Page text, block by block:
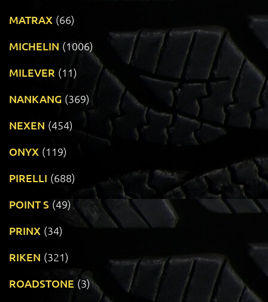
MATRAX (66)
MICHELIN (1006)
MILEVER (11)
NANKANG (369)
NEXEN (454)
ONYX (119)
PIRELLI (688)
POINT S (49)
PRINX (34)
RIKEN (321)
ROADSTONE (3)